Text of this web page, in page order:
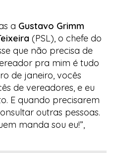
a Gustavo Grimm
(PSL), o chefe do
que não precisa de
pra mim é tudo
de janeiro, vocês
de vereadores, e eu
E quando precisarem
outras pessoas.
manda sou eu!”,